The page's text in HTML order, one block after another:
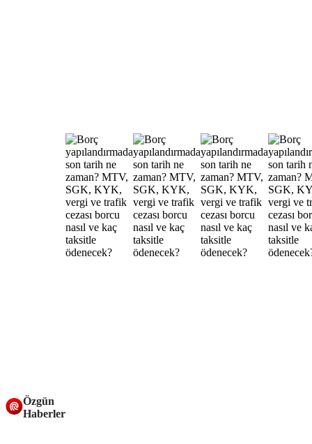
Özgün
Haberler